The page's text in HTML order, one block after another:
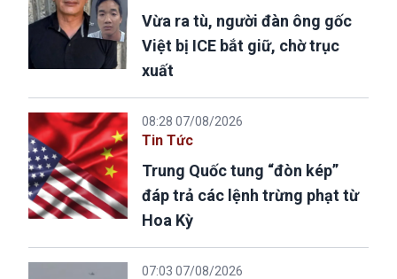
Vừa ra tù, người đàn ông gốc
Việt bị ICE bắt giữ, chờ trục
xuất
08:28 07/08/2026
Tin Tức
Trung Quốc tung “đòn kép”
đáp trả các lệnh trừng phạt từ
Hoa Kỳ
07:03 07/08/2026